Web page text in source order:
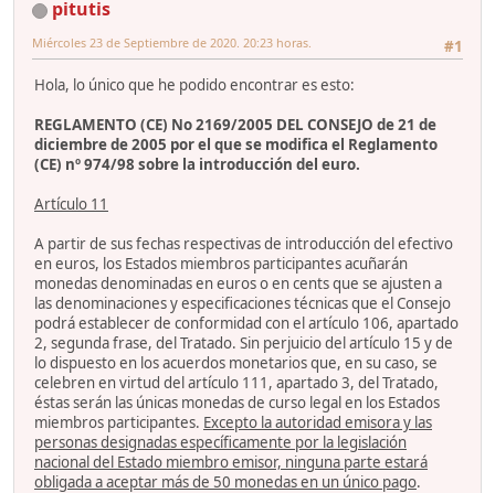
pitutis
#1
Miércoles 23 de Septiembre de 2020. 20:23 horas.
Hola, lo único que he podido encontrar es esto:
REGLAMENTO (CE) No 2169/2005 DEL CONSEJO de 21 de
diciembre de 2005 por el que se modifica el Reglamento
(CE) nº 974/98 sobre la introducción del euro.
Artículo 11
A partir de sus fechas respectivas de introducción del efectivo
en euros, los Estados miembros participantes acuñarán
monedas denominadas en euros o en cents que se ajusten a
las denominaciones y especificaciones técnicas que el Consejo
podrá establecer de conformidad con el artículo 106, apartado
2, segunda frase, del Tratado. Sin perjuicio del artículo 15 y de
lo dispuesto en los acuerdos monetarios que, en su caso, se
celebren en virtud del artículo 111, apartado 3, del Tratado,
éstas serán las únicas monedas de curso legal en los Estados
miembros participantes. Excepto la autoridad emisora y las
personas designadas específicamente por la legislación
nacional del Estado miembro emisor, ninguna parte estará
obligada a aceptar más de 50 monedas en un único pago.